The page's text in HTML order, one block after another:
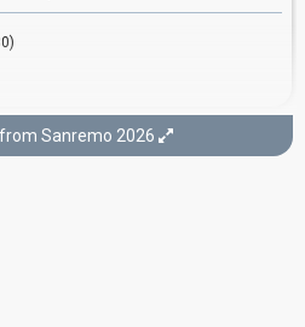
night
Sanremo 2026